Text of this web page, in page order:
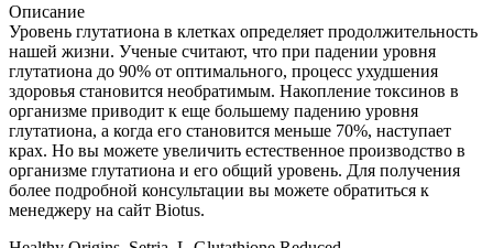
Описание
Уровень глутатиона в клетках определяет продолжительность
нашей жизни. Ученые считают, что при падении уровня
глутатиона до 90% от оптимального, процесс ухудшения
здоровья становится необратимым. Накопление токсинов в
организме приводит к еще большему падению уровня
глутатиона, а когда его становится меньше 70%, наступает
крах. Но вы можете увеличить естественное производство в
организме глутатиона и его общий уровень. Для получения
более подробной консультации вы можете обратиться к
менеджеру на сайт Biotus.